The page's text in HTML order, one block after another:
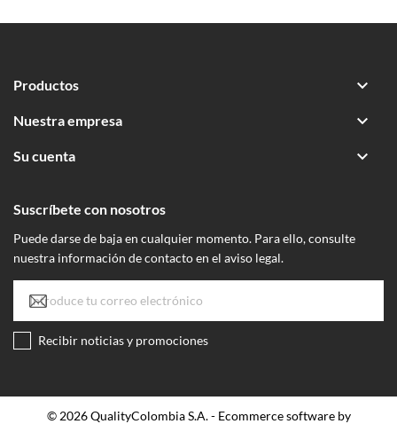
Productos 
Nuestra empresa 
Su cuenta 
Suscríbete con nosotros
Puede darse de baja en cualquier momento. Para ello, consulte
nuestra información de contacto en el aviso legal.
Recibir noticias y promociones
© 2026 QualityColombia S.A. - Ecommerce software by